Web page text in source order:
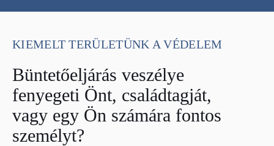
KIEMELT TERÜLETÜNK A VÉDELEM
Büntetőeljárás veszélye
fenyegeti Önt, családtagját,
vagy egy Ön számára fontos
személyt?